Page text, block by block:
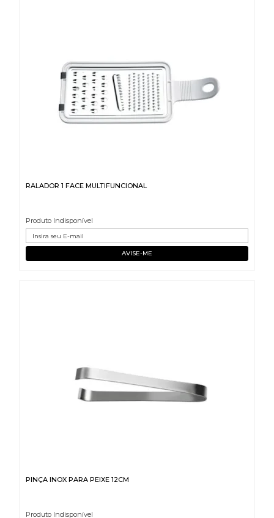
RALADOR 1 FACE MULTIFUNCIONAL
Produto Indisponível
PINÇA INOX PARA PEIXE 12CM
Produto Indisponível